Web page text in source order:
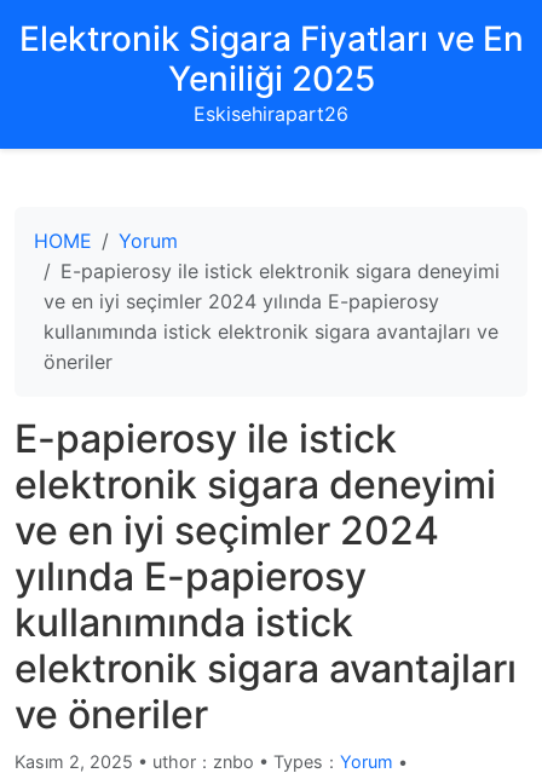
Elektronik Sigara Fiyatları ve En
Yeniliği 2025
Eskisehirapart26
HOME
Yorum
E-papierosy ile istick elektronik sigara deneyimi
ve en iyi seçimler 2024 yılında E-papierosy
kullanımında istick elektronik sigara avantajları ve
öneriler
E-papierosy ile istick
elektronik sigara deneyimi
ve en iyi seçimler 2024
yılında E-papierosy
kullanımında istick
elektronik sigara avantajları
ve öneriler
Kasım 2, 2025 • uthor：znbo • Types： Yorum •